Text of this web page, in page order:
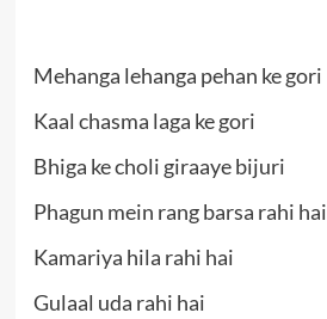
Mehanga lehanga pehan ke gori
Kaal chasma laga ke gori
Bhiga ke choli giraaye bijuri
Phagun mein rang barsa rahi hai
Kamariya hila rahi hai
Gulaal uda rahi hai